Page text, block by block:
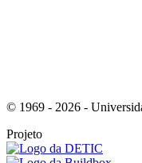
© 1969 - 2026 -
Projeto